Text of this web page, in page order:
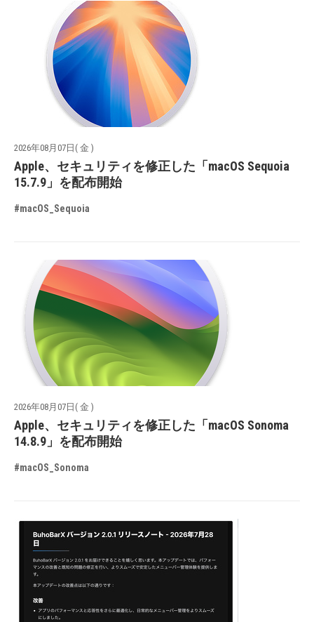
2026年08月07日( 金 )
Apple、セキュリティを修正した「macOS Sequoia
15.7.9」を配布開始
#macOS_Sequoia
2026年08月07日( 金 )
Apple、セキュリティを修正した「macOS Sonoma
14.8.9」を配布開始
#macOS_Sonoma